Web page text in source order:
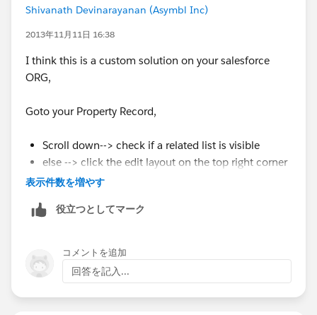
Shivanath Devinarayanan (Asymbl Inc)
2013年11月11日 16:38
I think this is a custom solution on your salesforce
ORG,
Goto your Property Record,
Scroll down--> check if a related list is visible
else --> click the edit layout on the top right corner
select related list option, Drag and drop industries
The above will work only if your inventory has a lookup
if the above doesnt work you might need to contact
表示件数を増やす
役立つとしてマーク
コメントを追加
回答を記入...